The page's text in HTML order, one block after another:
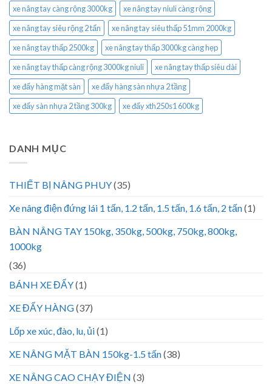
xe nâng tay càng rộng 3000kg
xe nâng tay niuli càng rộng
xe nâng tay siêu rộng 2 tấn
xe nâng tay siêu thấp 51mm 2000kg
xe nâng tay thấp 2500kg
xe nâng tay thấp 3000kg càng hẹp
xe nâng tay thấp càng rộng 3000kg niuli
xe nâng tay thấp siêu dài
xe đẩy hàng mặt sàn
xe đẩy hàng sàn nhựa 2 tầng
xe đẩy sàn nhựa 2 tầng 300kg
xe đẩy xth250s1 600kg
DANH MỤC
THIẾT BỊ NÂNG PHUY(35)
Xe nâng điện đứng lái 1 tấn, 1.2 tấn, 1.5 tấn, 1.6 tấn, 2 tấn(1)
BÀN NÂNG TAY 150kg, 350kg, 500kg, 750kg, 800kg,
1000kg
(36)
BÁNH XE ĐẨY(1)
XE ĐẨY HÀNG(37)
Lốp xe xúc, đào, lu, ủi(1)
XE NÂNG MẶT BÀN 150kg-1.5 tấn(38)
XE NÂNG CAO CHẠY ĐIỆN (3)